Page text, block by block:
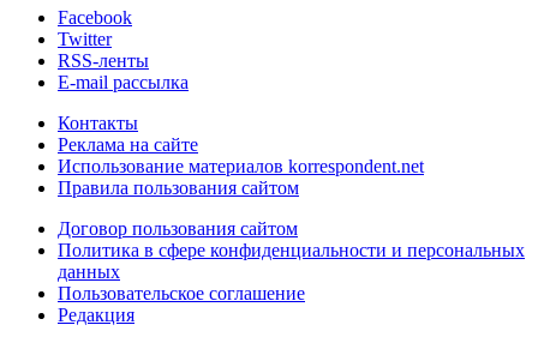
Facebook
Twitter
RSS-ленты
E-mail рассылка
Контакты
Реклама на сайте
Использование материалов korrespondent.net
Правила пользования сайтом
Договор пользования сайтом
Политика в сфере конфиденциальности и персональных
данных
Пользовательское соглашение
Редакция